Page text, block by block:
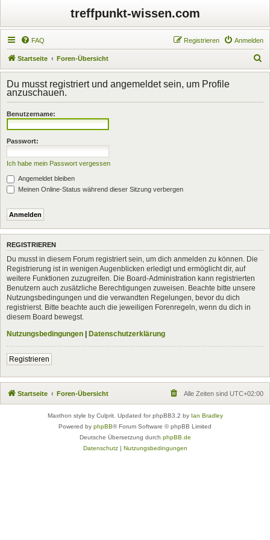
treffpunkt-wissen.com
FAQ Anmelden
Registrieren
Startseite Foren-Übersicht
u
h
Du musst registriert und angemeldet sein, um Profile
anzuschauen.
Benutzername:
Passwort:
Ich habe mein Passwort vergessen
Angemeldet bleiben
Meinen Online-Status während dieser Sitzung verbergen
REGISTRIEREN
Du musst in diesem Forum registriert sein, um dich anmelden zu können. Die
Registrierung ist in wenigen Augenblicken erledigt und ermöglicht dir, auf
weitere Funktionen zuzugreifen. Die Board-Administration kann registrierten
Benutzern auch zusätzliche Berechtigungen zuweisen. Beachte bitte unsere
Nutzungsbedingungen und die verwandten Regelungen, bevor du dich
registrierst. Bitte beachte auch die jeweiligen Forenregeln, wenn du dich in
diesem Board bewegst.
Nutzungsbedingungen | Datenschutzerklärung
Registrieren
Startseite Foren-Übersicht Alle Zeiten sind UTC+02:00
Maxthon style by Culprit. Updated for phpBB3.2 by Ian Bradley
Powered by phpBB® Forum Software © phpBB Limited
Deutsche Übersetzung durch phpBB.de
Datenschutz| Nutzungsbedingungen